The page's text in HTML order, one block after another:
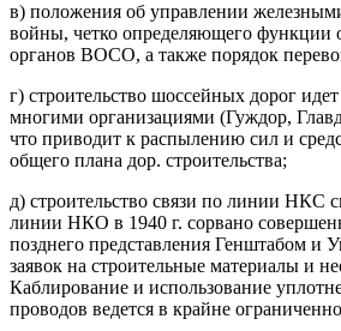
в) положения об управлении
войны, четко определяющего
органов ВОСО, а также порядок
г) строительство шоссейных дорог
многими организациями (Гуждор,
что приводит к распылению сил и
общего плана дор. строительства;
д) строительство связи по линии НКС
линии НКО в 1940 г. сорвано
позднего представления Генштабом и
заявок на строительные материалы и
Каблирование и использование
проводов ведется в крайне